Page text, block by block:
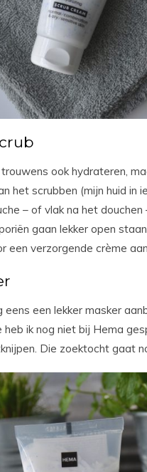
ook hydrateren,
het scrubben (mijn huid in
– of vlak na het
gaan lekker open
een verzorgende crème
eens een lekker masker
ik nog niet bij Hema
Die zoektocht gaat